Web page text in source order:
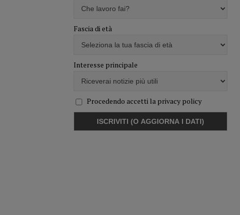
Fascia di età
Interesse principale
Procedendo accetti la privacy policy